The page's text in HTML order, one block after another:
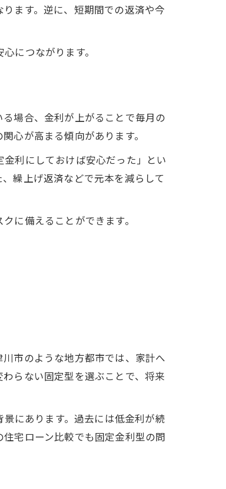
ます。逆に、短期間での返済や今
につながります。
場合、金利が上がることで毎月の
心が高まる傾向があります。
利にしておけば安心だった」とい
繰上げ返済などで元本を減らして
に備えることができます。
市のような地方都市では、家計へ
らない固定型を選ぶことで、将来
にあります。過去には低金利が続
宅ローン比較でも固定金利型の問